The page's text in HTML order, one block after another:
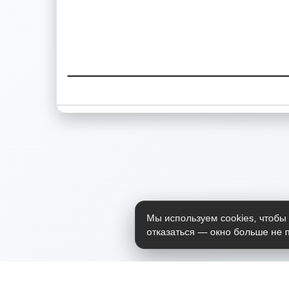
Мы используем cookies, чтобы
отказаться — окно больше не